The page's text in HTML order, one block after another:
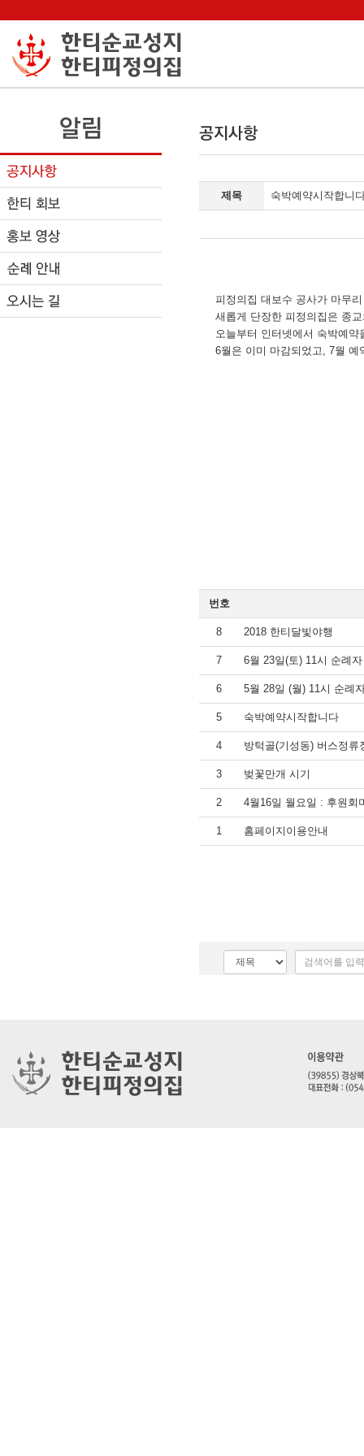
제목 숙박예약시작합니
피정의집 대보수 공사가 마무
새롭게 단장한 피정의집은 종
오늘부터 인터넷에서 숙박예
6월은 이미 마감되었고, 7월 예
번호
8 2018 한티달빛야행
7 6월 23일(토) 11시 순례
6 5월 28일 (월) 11시 순례
5 숙박예약시작합니다
4 방턱골(기성동) 버스정류
3 벚꽃만개 시기
2 4월16일 월요일 : 후원회
1 홈페이지이용안내